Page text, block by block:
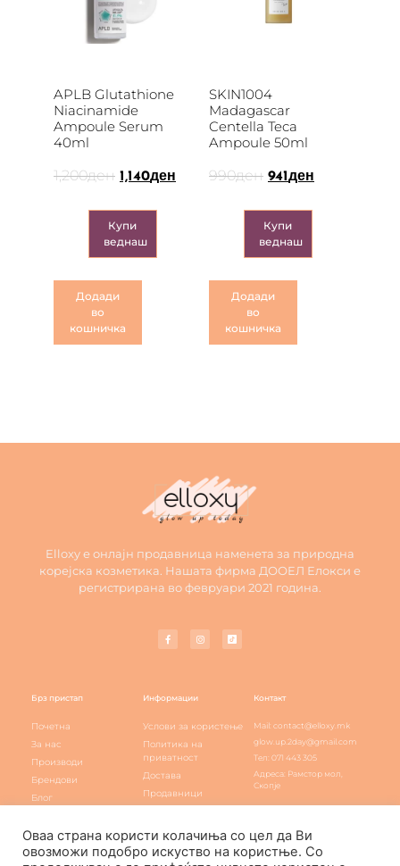
APLB Glutathione
Niacinamide
Ampoule Serum
40ml
1,200ден 1,140ден
Купи
веднаш
Додади
во
кошничка
SKIN1004
Madagascar
Centella Teca
Ampoule 50ml
990ден 941 ден
Купи
веднаш
Додади
во
кошничка
Elloxy е онлајн продавница наменета за природна
корејска козметика. Нашата фирма ДООЕЛ Елокси е
регистрирана во февруари 2021 година.
Брз пристап
Почетна
За нас
Производи
Брендови
Блог
Информации
Услови за користење
Политика на
приватност
Достава
Продавници
Контакт
Mail: contact@elloxy.mk
glow.up.2day@gmail.com
Тел: 071 443 305
Адреса: Рамстор мол,
Скопје
Оваа страна користи колачиња со цел да Ви
овозможи подобро искуство на користње. Со